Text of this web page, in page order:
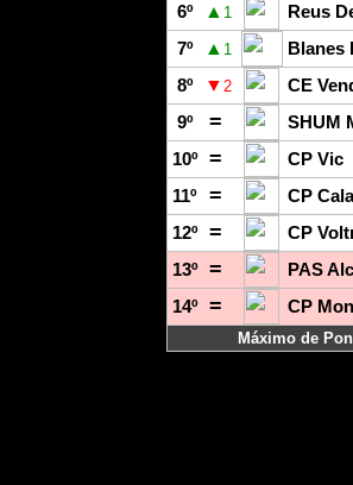
6º
▲ 1 Reus
7º
▲ 1 Blanes
8º
▼ 2 CE
9º
= SHUM
10º
= CP Vic
11º
= CP
12º
= CP
13º
= PAS
14º
= CP
Máximo de